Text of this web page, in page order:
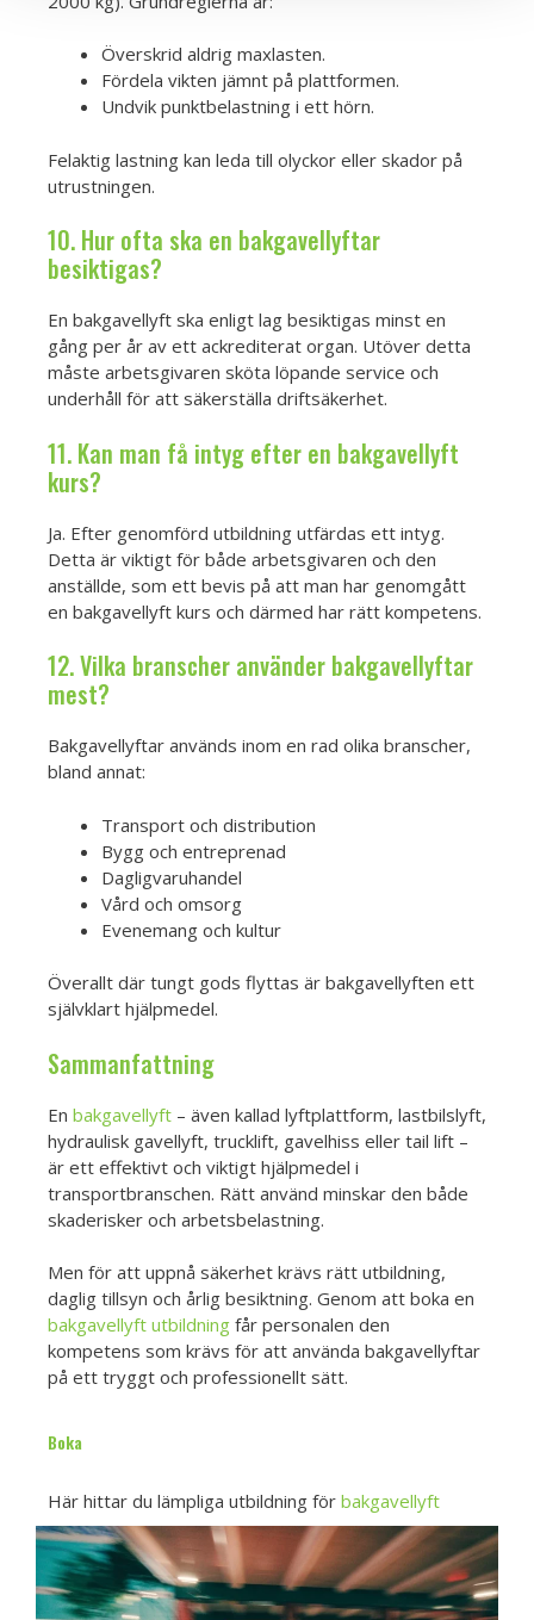
Överskrid aldrig maxlasten.
Fördela vikten jämnt på plattformen.
Undvik punktbelastning i ett hörn.
Felaktig lastning kan leda till olyckor eller skador på
utrustningen.
10. Hur ofta ska en bakgavellyftar
besiktigas?
En bakgavellyft ska enligt lag besiktigas minst en
gång per år av ett ackrediterat organ. Utöver detta
måste arbetsgivaren sköta löpande service och
underhåll för att säkerställa driftsäkerhet.
11. Kan man få intyg efter en bakgavellyft
kurs?
Ja. Efter genomförd utbildning utfärdas ett intyg.
Detta är viktigt för både arbetsgivaren och den
anställde, som ett bevis på att man har genomgått
en bakgavellyft kurs och därmed har rätt kompetens.
12. Vilka branscher använder bakgavellyftar
mest?
Bakgavellyftar används inom en rad olika branscher,
bland annat:
Transport och distribution
Bygg och entreprenad
Dagligvaruhandel
Vård och omsorg
Evenemang och kultur
Överallt där tungt gods flyttas är bakgavellyften ett
självklart hjälpmedel.
Sammanfattning
En bakgavellyft – även kallad lyftplattform, lastbilslyft,
hydraulisk gavellyft, trucklift, gavelhiss eller tail lift –
är ett effektivt och viktigt hjälpmedel i
transportbranschen. Rätt använd minskar den både
skaderisker och arbetsbelastning.
Men för att uppnå säkerhet krävs rätt utbildning,
daglig tillsyn och årlig besiktning. Genom att boka en
bakgavellyft utbildning får personalen den
kompetens som krävs för att använda bakgavellyftar
på ett tryggt och professionellt sätt.
Boka
Här hittar du lämpliga utbildning för bakgavellyft